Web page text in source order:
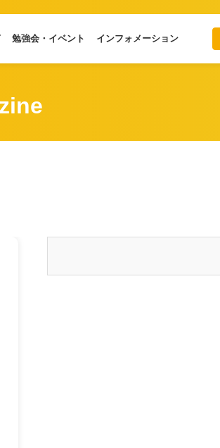
勉強会・イベント インフォメーション